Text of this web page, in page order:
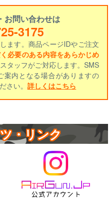
お問い合わせは
3175
ます。商品ページIDやご注文
必要のある内容をあらかじめ
タッフがご対応します。SMS
案内となる場合がありますの
さい。 詳しくはこちら
・リンク